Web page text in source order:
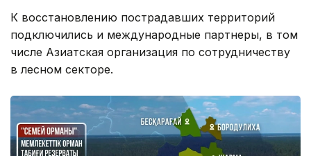
К восстановлению пострадавших территорий
подключились и международные партнеры, в том
числе Азиатская организация по сотрудничеству
в лесном секторе.